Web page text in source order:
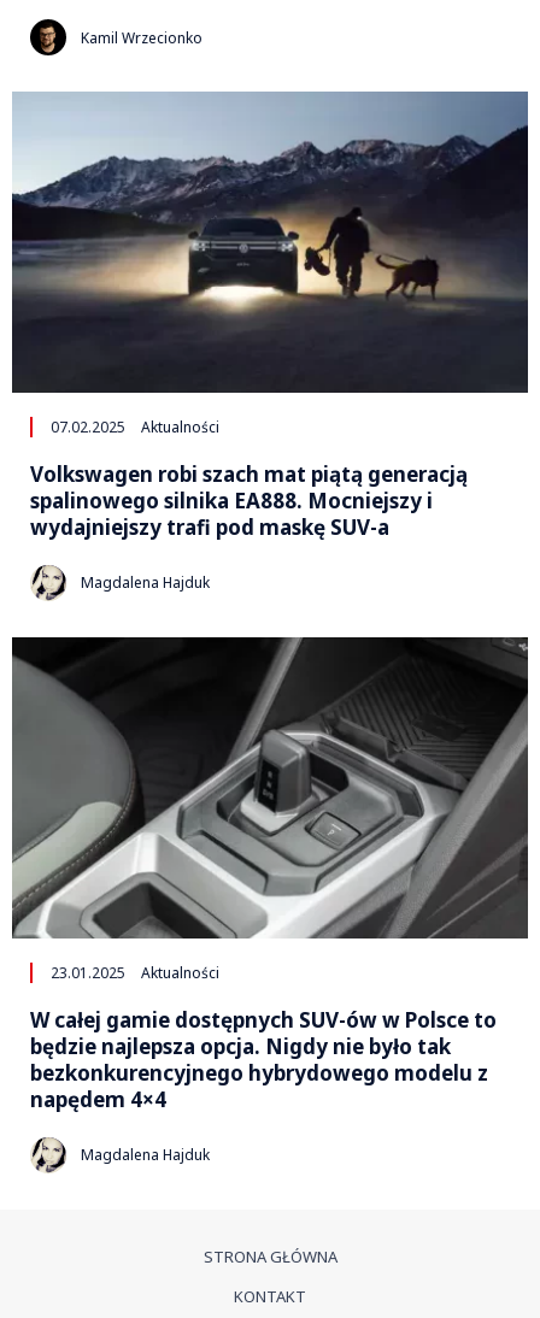
Kamil Wrzecionko
07.02.2025 Aktualności
Volkswagen robi szach mat piątą generacją
spalinowego silnika EA888. Mocniejszy i
wydajniejszy trafi pod maskę SUV-a
Magdalena Hajduk
23.01.2025 Aktualności
W całej gamie dostępnych SUV-ów w Polsce to
będzie najlepsza opcja. Nigdy nie było tak
bezkonkurencyjnego hybrydowego modelu z
napędem 4×4
Magdalena Hajduk
STRONA GŁÓWNA
KONTAKT